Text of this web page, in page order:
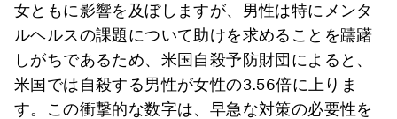
女ともに影響を及ぼしますが、男性は特にメンタ
ルヘルスの課題について助けを求めることを躊躇
しがちであるため、米国自殺予防財団によると、
米国では自殺する男性が女性の3.56倍に上りま
す。この衝撃的な数字は、早急な対策の必要性を